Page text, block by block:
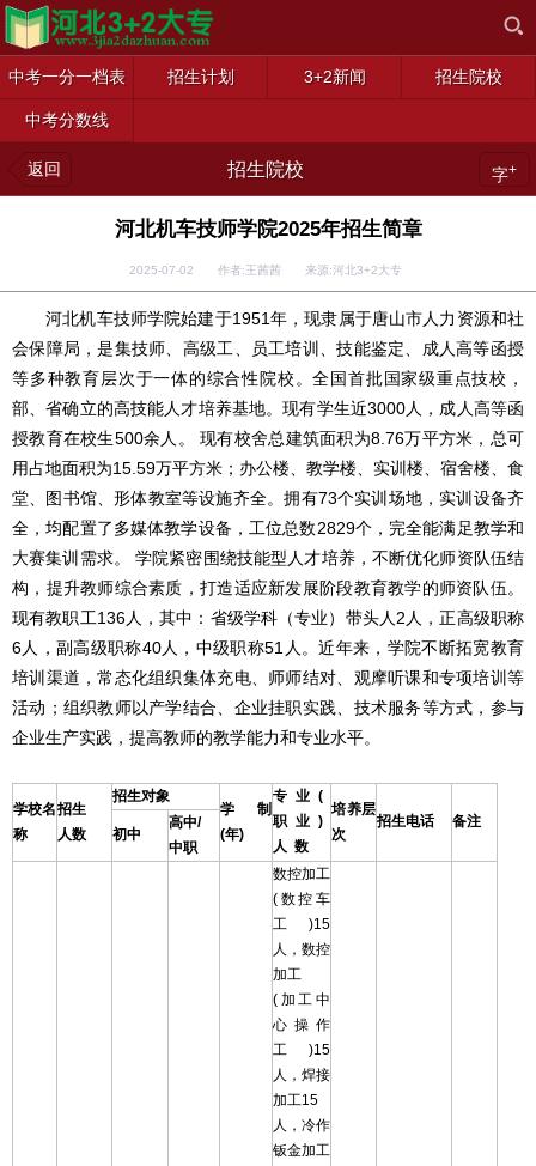
中考一分一档表 招生计划 3+2新闻 招生院校
中考分数线
返回 招生院校 字+
河北机车技师学院2025年招生简章
2025-07-02 作者:王茜茜 来源:河北3+2大专
河北机车技师学院始建于1951年，现隶属于唐山市人力资源和社
会保障局，是集技师、高级工、员工培训、技能鉴定、成人高等函授
等多种教育层次于一体的综合性院校。全国首批国家级重点技校，
部、省确立的高技能人才培养基地。现有学生近3000人，成人高等函
授教育在校生500余人。 现有校舍总建筑面积为8.76万平方米，总可
用占地面积为15.59万平方米；办公楼、教学楼、实训楼、宿舍楼、食
堂、图书馆、形体教室等设施齐全。拥有73个实训场地，实训设备齐
全，均配置了多媒体教学设备，工位总数2829个，完全能满足教学和
大赛集训需求。 学院紧密围绕技能型人才培养，不断优化师资队伍结
构，提升教师综合素质，打造适应新发展阶段教育教学的师资队伍。
现有教职工136人，其中：省级学科（专业）带头人2人，正高级职称
6人，副高级职称40人，中级职称51人。近年来，学院不断拓宽教育
培训渠道，常态化组织集体充电、师师结对、观摩听课和专项培训等
活动；组织教师以产学结合、企业挂职实践、技术服务等方式，参与
企业生产实践，提高教师的教学能力和专业水平。
学校名
称
招生
人数
招生对象
学制
(年)
专 业 (
职 业 )
人 数
培养层
次
招生电话 备注
初中
高中/
中职
数控加工
(数控车
工)15
人，数控
加工
(加工中
心操作
工)15
人，焊接
加工15
人，冷作
钣金加工